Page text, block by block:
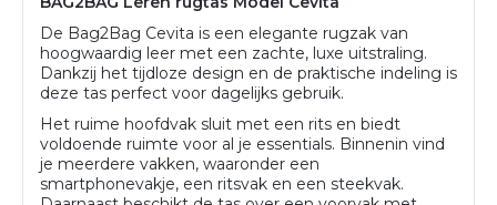
De Bag2Bag Cevita is een elegante rugzak van
hoogwaardig leer met een zachte, luxe uitstraling.
Dankzij het tijdloze design en de praktische indeling is
deze tas perfect voor dagelijks gebruik.
Het ruime hoofdvak sluit met een rits en biedt
voldoende ruimte voor al je essentials. Binnenin vind
je meerdere vakken, waaronder een
smartphonevakje, een ritsvak en een steekvak.